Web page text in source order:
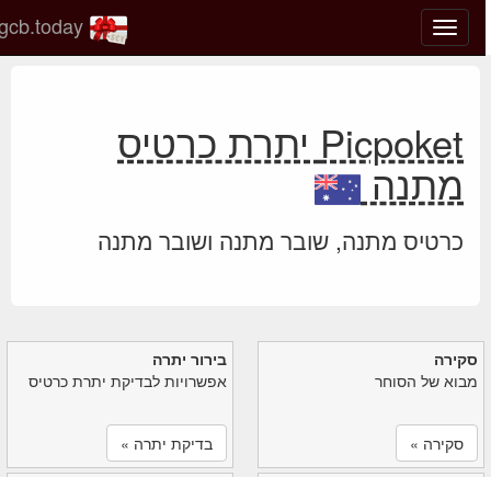
החלף
מצב
gcb.today
Picpoket יתרת כרטיס
מתנה
כרטיס מתנה, שובר מתנה ושובר מתנה
בירור יתרה
אפשרויות לבדיקת יתרת כרטיס
בדיקת יתרה »
סקירה
מבוא של הסוחר
סקירה »